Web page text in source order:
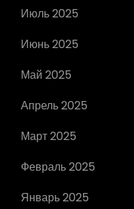
Июль 2025
Июнь 2025
Май 2025
Апрель 2025
Март 2025
Февраль 2025
Январь 2025